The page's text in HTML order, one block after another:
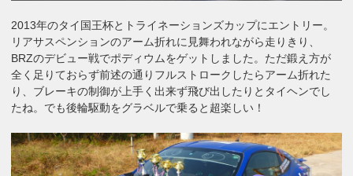
2013年のタイ国王杯とトライネーションズカップにエントリー。
リアサスペンションのアーム折れに見舞われながら走りきり、
BRZのデビュー戦でポディウムをゲットしました。ただ鍛え方が
全く足りておらず前述の通りフルストロークしたらアーム折れた
り、ブレーキの制御が上手く出来ず飛び出したりとタイヘンでし
たね。でも後輪駆動をグラベルで乗ると超楽しい！